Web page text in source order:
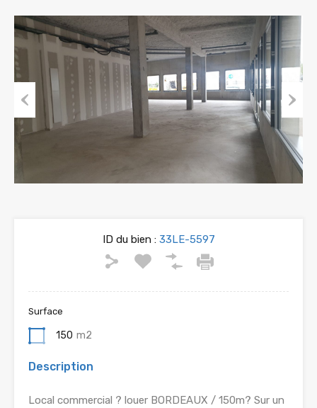
Previous
ID du bien :33LE-5597
Surface
150 m2
Description
Local commercial ? louer BORDEAUX / 150m? Sur un